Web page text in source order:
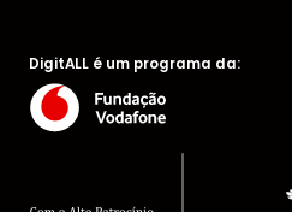
DigitALL é um programa da: